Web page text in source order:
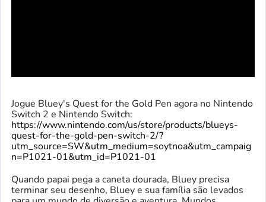
Jogue Bluey's Quest for the Gold Pen agora no Nintendo
Switch 2 e Nintendo Switch:
https://www.nintendo.com/us/store/products/blueys-
quest-for-the-gold-pen-switch-2/?
utm_source=SW&utm_medium=soytnoa&utm_campaig
n=P1021-01&utm_id=P1021-01
Quando papai pega a caneta dourada, Bluey precisa
terminar seu desenho, Bluey e sua família são levados